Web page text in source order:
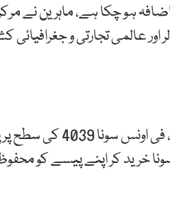
ہے کہ رواں سال قیمت میں 53 فیصد تک اضافہ ہو چکا ہے،
عالمی تجارتی و جغرافیائی
عالمی مارکیٹ میں سونے کے نرخ بلند ترین سطح کو
خرید کر اپنے پیسے کو